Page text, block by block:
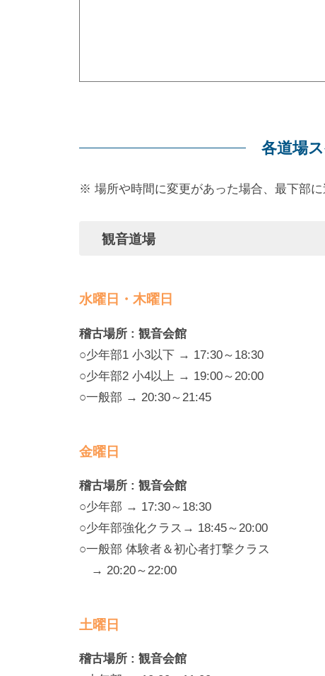
各道場
※ 場所や時間に変更があった場合、最下部
観音道場
水曜日・木曜日
稽古場所 : 観音会館
○少年部1 小3以下 → 17:30～18:30
○少年部2 小4以上 → 19:00～20:00
○一般部 → 20:30～21:45
金曜日
稽古場所 : 観音会館
○少年部 → 17:30～18:30
○少年部強化クラス→ 18:45～20:00
○一般部 体験者＆初心者打撃クラス
→ 20:20～22:00
土曜日
稽古場所 : 観音会館